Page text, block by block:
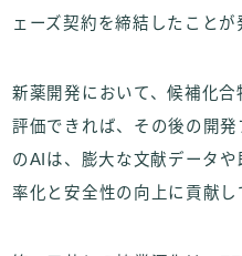
ェーズ契約を締結したことが
新薬開発において、候補化
評価できれば、その後の開
のAIは、膨大な文献データ
率化と安全性の向上に貢献し